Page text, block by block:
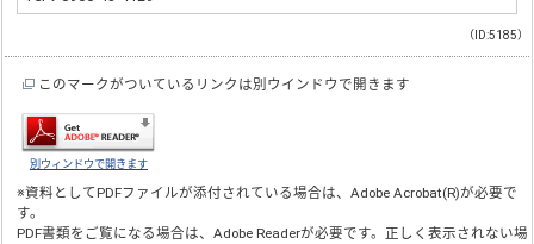
（ID:5185）
このマークがついているリンクは別ウインドウで開きます
別ウィンドウで開きます
※資料としてPDFファイルが添付されている場合は、Adobe Acrobat(R)が必要で
す。
PDF書類をご覧になる場合は、Adobe Readerが必要です。正しく表示されない場